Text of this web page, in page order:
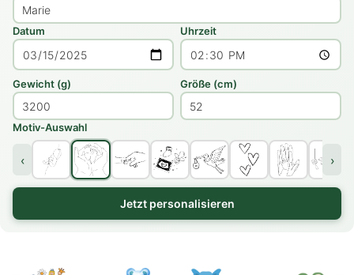
Datum Uhrzeit
Gewicht (g) Größe (cm)
Motiv-Auswahl
‹ ›
Jetzt personalisieren